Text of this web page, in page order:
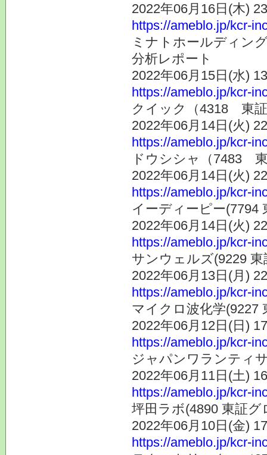
2022年06月16日(木)
https://ameblo.jp/kcr-
ミナトホールディン
分析レポート
2022年06月15日(水)
https://ameblo.jp/kcr-
クイック（4318 東
2022年06月14日(火)
https://ameblo.jp/kcr-
ドウシシャ（7483
2022年06月14日(火)
https://ameblo.jp/kcr-
イーディーピー(7794
2022年06月14日(火)
https://ameblo.jp/kcr-
サンウェルズ(9229
2022年06月13日(月)
https://ameblo.jp/kcr-
マイクロ波化学(9227
2022年06月12日(日)
https://ameblo.jp/kcr-
ジャパンワランティ
2022年06月11日(土)
https://ameblo.jp/kcr-
坪田ラボ(4890 東証
2022年06月10日(金)
https://ameblo.jp/kcr-